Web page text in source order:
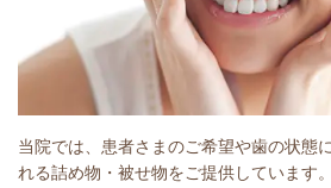
当院では、患者さまのご希望や歯の状態
れる詰め物・被せ物をご提供しています。